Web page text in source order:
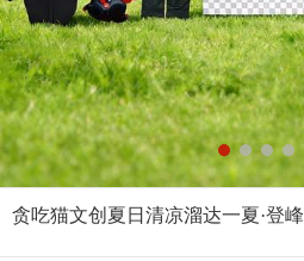
贪吃猫文创夏日清凉溜达一夏·登峰